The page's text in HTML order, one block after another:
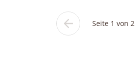
VorherigeSeite 1 von 2